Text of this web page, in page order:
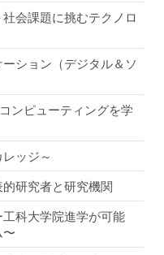
会課題に挑むテクノロ
ション（デジタル＆ソ
ンピューティングを学
ッジ～
研究者と研究機関
科大学院進学が可能
〜